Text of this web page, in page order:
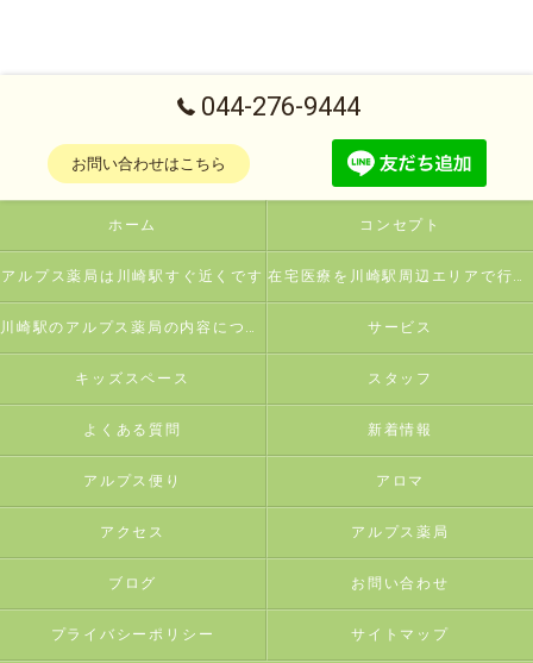
044-276-9444
お問い合わせはこちら
ホーム コンセプト
アルプス薬局は川崎駅すぐ近くです 在宅医療を川崎駅周辺エリアで行っている薬局とは
川崎駅のアルプス薬局の内容について サービス
キッズスペース スタッフ
よくある質問 新着情報
アルプス便り アロマ
アクセス アルプス薬局
ブログ お問い合わせ
プライバシーポリシー サイトマップ